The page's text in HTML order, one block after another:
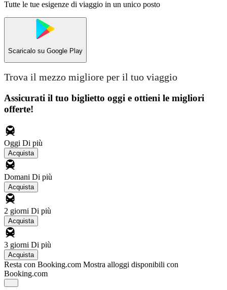
Tutte le tue esigenze di viaggio in un unico posto
Scaricalo su Google Play
Trova il mezzo migliore per il tuo viaggio
Assicurati il ​​tuo biglietto oggi e ottieni le migliori
offerte!
Oggi Di più
Acquista
Domani Di più
Acquista
2 giorni Di più
Acquista
3 giorni Di più
Acquista
Resta con Booking.com Mostra alloggi disponibili con
Booking.com